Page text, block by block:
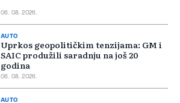
06. 08. 2026.
AUTO
Uprkos geopolitičkim tenzijama: GM i
SAIC produžili saradnju na još 20
godina
06. 08. 2026.
AUTO